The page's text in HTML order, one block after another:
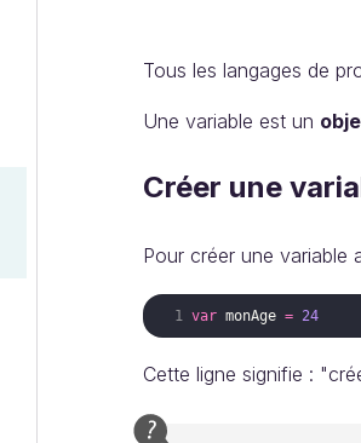
Tous les langages de
Une variable est un
Créer une
Pour créer une variable
var monAge = 24
Cette ligne signifie :